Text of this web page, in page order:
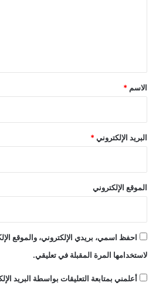
*
الاسم *
البريد الإلكتروني*
الموقع الإلكتروني
احفظ اسمي، بريدي الإلكتروني، والموقع
لاستخدامها المرة المقبلة في تعليقي.
أعلمني بمتابعة التعليقات بواسطة البريد